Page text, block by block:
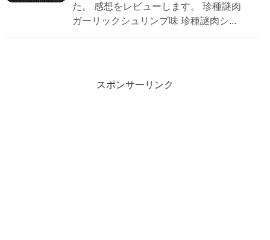
た。 感想をレビューします。 珍種謎肉
ガーリックシュリンプ味 珍種謎肉シ...
スポンサーリンク